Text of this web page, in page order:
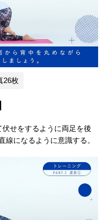
26枚
伏せをするように両足を後
線になるように意識する。